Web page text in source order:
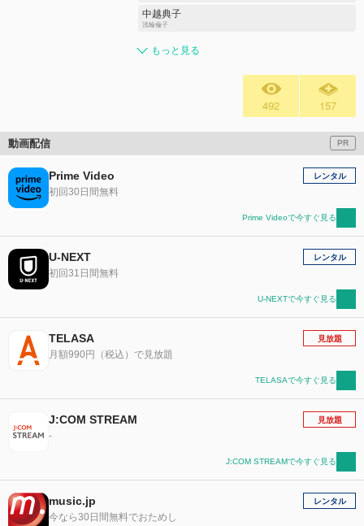
中越典子
浅輪倫子
もっと見る
492 157
動画配信 PR
Prime Video
初回30日間無料
レンタル
Prime Videoで今すぐ見る
U-NEXT
初回31日間無料
レンタル
U-NEXTで今すぐ見る
TELASA
月額990円（税込）で見放題
見放題
TELASAで今すぐ見る
J:COM STREAM
-
見放題
J:COM STREAMで今すぐ見る
music.jp
今なら30日間無料でおためし
レンタル